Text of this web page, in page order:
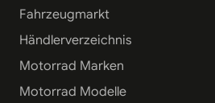
Fahrzeugmarkt
Händlerverzeichnis
Motorrad Marken
Motorrad Modelle